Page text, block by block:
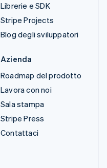
Librerie e SDK
Stripe Projects
Blog degli sviluppatori
Azienda
Roadmap del prodotto
Lavora con noi
Sala stampa
Stripe Press
Contattaci